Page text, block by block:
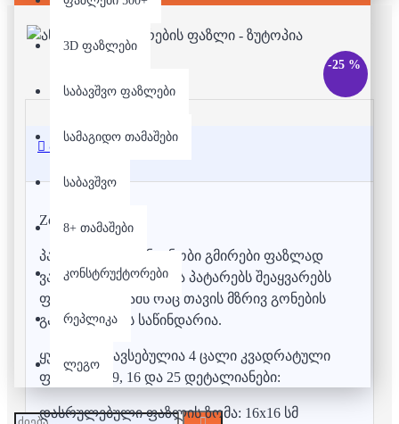
3D ფაზლები
საბავშვო ფაზლები
სამაგიდო თამაშები
საბავშვო
8+ თამაშები
კონსტრუქტორები
რეპლიკა
ლეგო
-25 %
აღწერა
Zootopia
პატარებისთვის ნაცნობი გმირები ფაზლად
ვაქციეთ. მათი აწყობა პატარებს შეაყვარებს
ფაზლით თამაშს რაც თავის მზრივ გონების
განვითარების საწინდარია.
ყუთში მოთავსებულია 4 ცალი კვადრატული
ფაზლი : 4, 9, 16 და 25 დეტალიანები:
დასრულებული ფაზლის ზომა: 16x16 სმ